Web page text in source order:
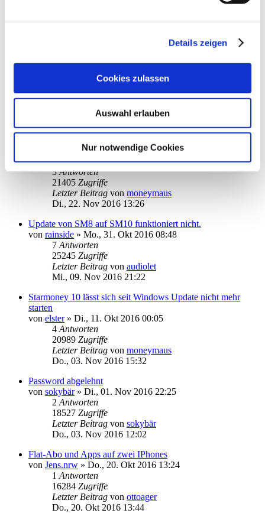
Details zeigen
Cookies zulassen
Auswahl erlauben
Nur notwendige Cookies
1
45466Zugriffe
Letzter Beitragvonkuddel
Mo., 12. Dez 2016 18:25
Fehlermeldung "Fehler bei der Featuresübertragung" ab
vonNarwal»Mo., 21. Nov 2016 20:49
3Antworten
21405 Zugriffe
Letzter Beitrag von moneymaus
Di., 22. Nov 2016 13:26
Update von SM8 auf SM10 funktioniert nicht.
von rainside » Mo., 31. Okt 2016 08:48
7 Antworten
25245 Zugriffe
Letzter Beitrag von audiolet
Mi., 09. Nov 2016 21:22
Starmoney 10 lässt sich seit Windows Update nicht mehr
starten
von elster» Di., 11. Okt 2016 00:05
4 Antworten
20989 Zugriffe
Letzter Beitrag von moneymaus
Do., 03. Nov 2016 15:32
Password abgelehnt
von sokybär» Di., 01. Nov 2016 22:25
2 Antworten
18527 Zugriffe
Letzter Beitrag von sokybär
Do., 03. Nov 2016 12:02
Flat-Abo und Apps auf zwei IPhones
von Jens.nrw » Do., 20. Okt 2016 13:24
1 Antworten
16284 Zugriffe
Letzter Beitrag von ottoager
Do., 20. Okt 2016 13:44